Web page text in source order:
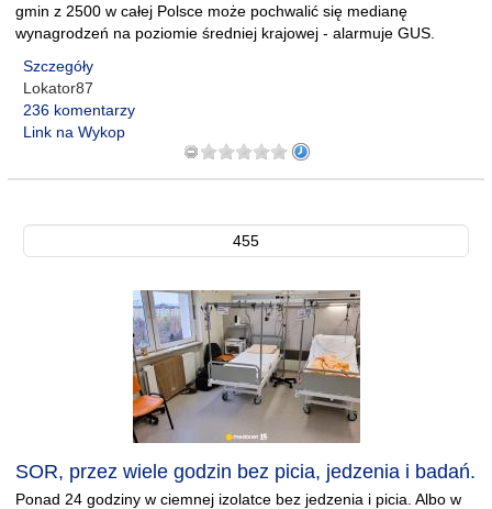
gmin z 2500 w całej Polsce może pochwalić się medianę
wynagrodzeń na poziomie średniej krajowej - alarmuje GUS.
Szczegóły
Lokator87
236 komentarzy
Link na Wykop
455
SOR, przez wiele godzin bez picia, jedzenia i badań.
Ponad 24 godziny w ciemnej izolatce bez jedzenia i picia. Albo w